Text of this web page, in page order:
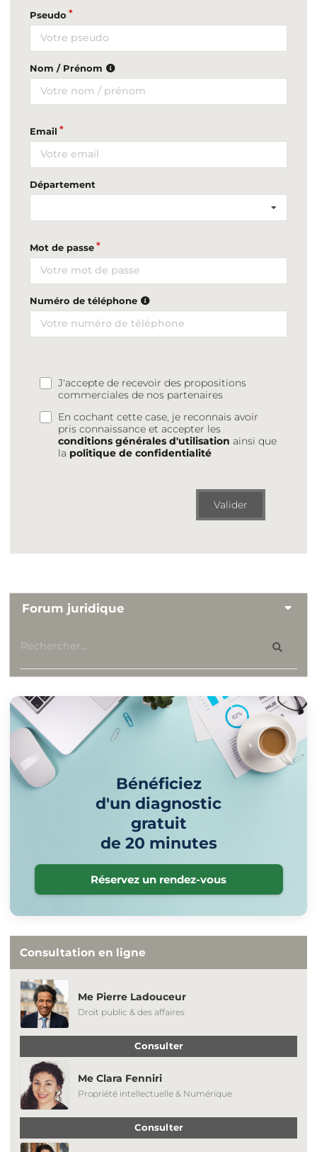
Pseudo
Nom / Prénom
Email
Département
Mot de passe
Numéro de téléphone
J'accepte de recevoir des propositions
commerciales de nos partenaires
En cochant cette case, je reconnais avoir
pris connaissance et accepter les
conditions générales d'utilisation ainsi que
la politique de confidentialité
Valider
Forum juridique
Bénéficiez
d'un diagnostic
gratuit
de 20 minutes
Réservez un rendez-vous
Consultation en ligne
Me Pierre Ladouceur
Droit public & des affaires
Consulter
Me Clara Fenniri
Propriété intellectuelle & Numérique
Consulter